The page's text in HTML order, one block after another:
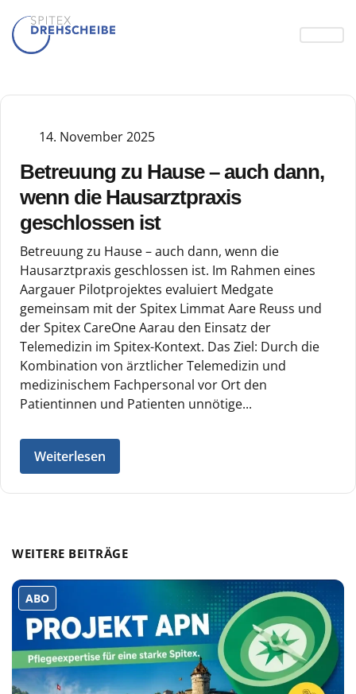
14. November 2025
Betreuung zu Hause – auch dann,
wenn die Hausarztpraxis
geschlossen ist
Betreuung zu Hause – auch dann, wenn die
Hausarztpraxis geschlossen ist. Im Rahmen eines
Aargauer Pilotprojektes evaluiert Medgate
gemeinsam mit der Spitex Limmat Aare Reuss und
der Spitex CareOne Aarau den Einsatz der
Telemedizin im Spitex-Kontext. Das Ziel: Durch die
Kombination von ärztlicher Telemedizin und
medizinischem Fachpersonal vor Ort den
Patientinnen und Patienten unnötige...
Weiterlesen
WEITERE BEITRÄGE
ABO